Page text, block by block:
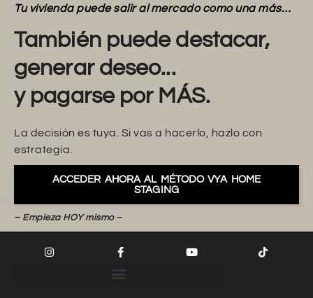
Tu vivienda puede salir al mercado como una más…
También puede destacar,
generar deseo...
y pagarse por MÁS.
La decisión es tuya. Si vas a hacerlo, hazlo con
estrategia.
ACCEDER AHORA AL MÉTODO VYA HOME
STAGING
– Empieza HOY mismo –